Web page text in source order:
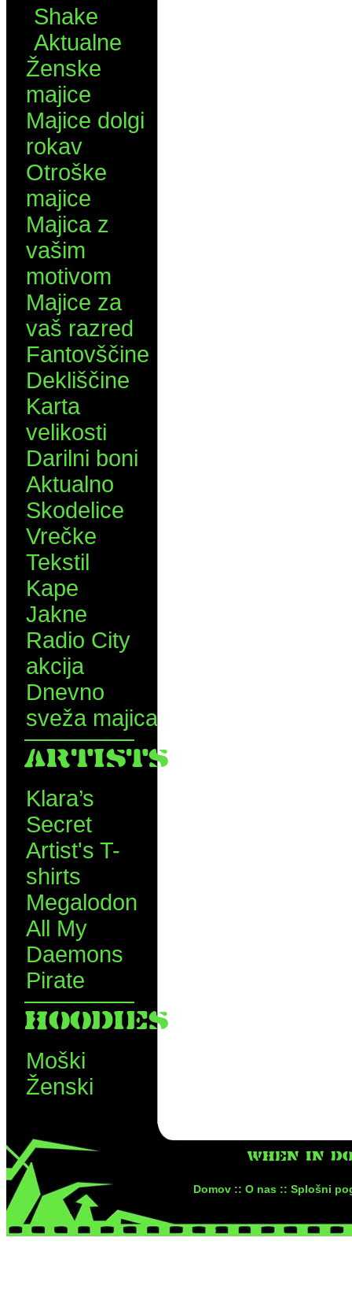
Shake
Aktualne
Ženske
majice
Majice dolgi
rokav
Otroške
majice
Majica z
vašim
motivom
Majice za
vaš razred
Fantovščine
Dekliščine
Karta
velikosti
Darilni boni
Aktualno
Skodelice
Vrečke
Tekstil
Kape
Jakne
Radio City
akcija
Dnevno
sveža majica
ARTISTS
Klara’s
Secret
Artist's T-
shirts
Megalodon
All My
Daemons
Pirate
HOODIES
Moški
Ženski
WHEN IN
Domov :: O nas :: Splošni